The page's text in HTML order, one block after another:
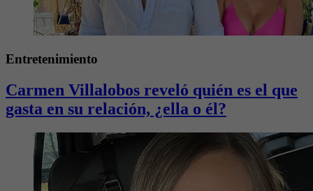
Entretenimiento
Carmen Villalobos reveló quién es el que
gasta en su relación, ¿ella o él?